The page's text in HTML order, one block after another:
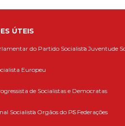
ÚTEIS
do Partido Socialista Juventude
Europeu
de Socialistas e Democratas
Socialista Orgãos do PS Federações